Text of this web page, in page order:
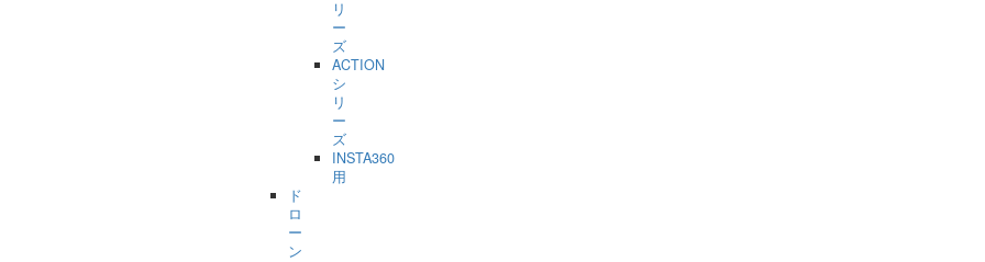
リ
ー
ズ
ACTION
シ
リ
ー
ズ
INSTA360
用
ド
ロ
ー
ン